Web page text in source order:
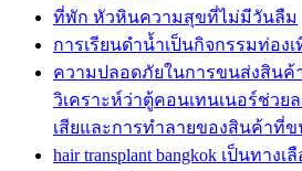
ที่พัก หัวหินความสุขที่ไม่มีวันลืม
การเรียนดำน้ำเป็นกิจกรรมท่องเ
ความปลอดภัยในการขนส่งสินค้
วิเคราะห์ว่าตู้คอนเทนเนอร์ช่วย
เสียและการทำลายของสินค้าที่ข
hair transplant bangkok เป็นทา